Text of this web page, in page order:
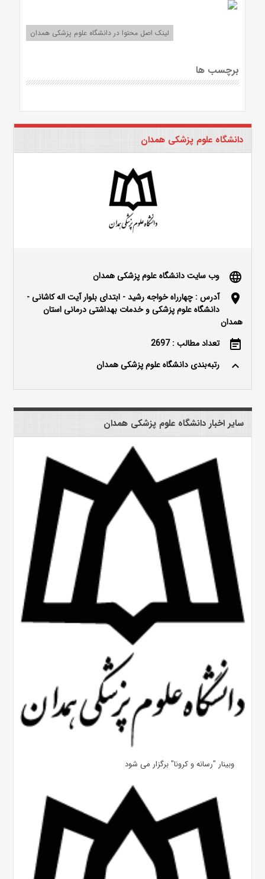
لینک اصل محتوا در دانشگاه علوم پزشکی همدان
برچسب ها
دانشگاه علوم پزشکی همدان
language وب سایت دانشگاه علوم پزشکی همدان
location_on
آدرس : چهارراه خواجه رشید - ابتدای بلوار آیت اله کاشانی -
دانشگاه علوم پزشکی و خدمات بهداشتی درمانی استان
همدان
event_note تعداد مطالب : 2697
keyboard_arrow_up رتبه‌بندی دانشگاه علوم پزشکی همدان
سایر اخبار دانشگاه علوم پزشکی همدان
وبینار "رسانه و کرونا" برگزار می شود